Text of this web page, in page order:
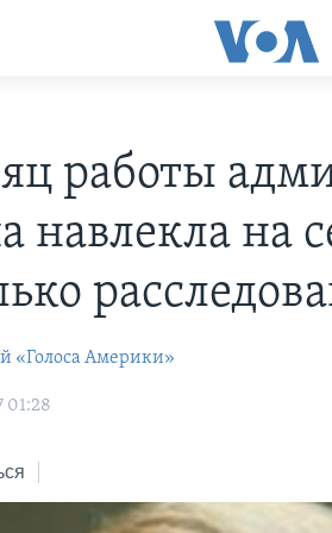
работы
навлекла на
«Голоса Америки»
01:28